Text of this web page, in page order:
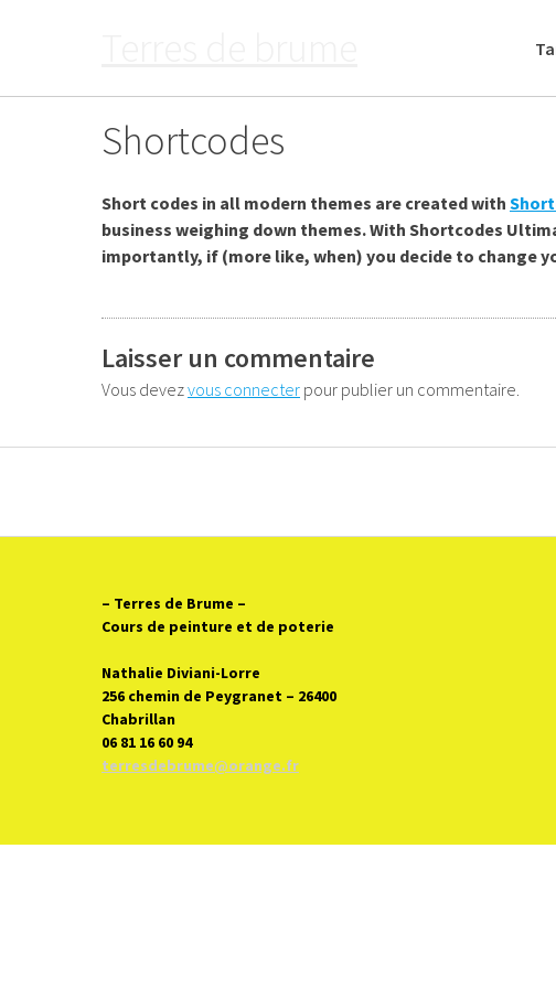
Shortcodes
Short codes in all modern themes are created with
business weighing down themes. With Shortcodes
importantly, if (more like, when) you decide to change
Laisser un commentaire
Vous devezvous connecter pour publier un commentaire.
– Terres de Brume –
Cours de peinture et de poterie
Nathalie Diviani-Lorre
256 chemin de Peygranet – 26400
Chabrillan
06 81 16 60 94
terresdebrume@orange.fr